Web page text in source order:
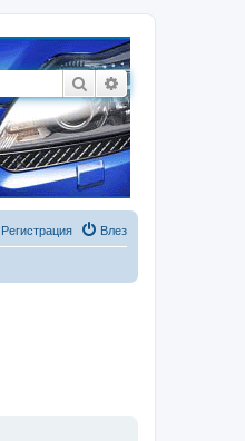
ТърсенеРазширено
Влез
Регистрация